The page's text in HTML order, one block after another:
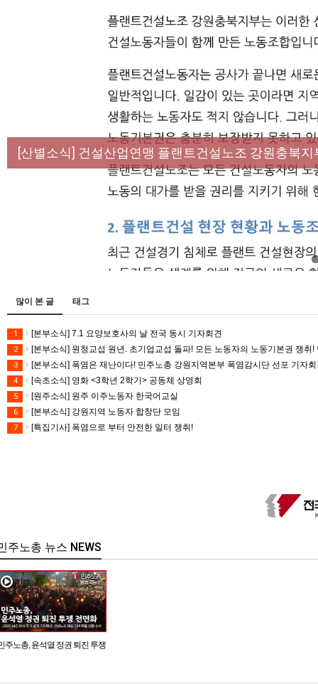
[성명] 막을 수 있었던 죽음, HL만도가 책임져라 : 청
[산별소식] 건설산업연맹 플랜트건설노조 강원충북지
[강릉,속초,원주,춘천] 폭염감시단 사업 이모저모
[조합원☆인터뷰] 서비스연맹 전국학교비정규직노동
[본부소식] 강원지역 노동자 합창단 모임
많이 본 글 태그
1 [본부소식] 7.1 요양보호사의 날 전국 동시 기자회견
2 [본부소식] 원청교섭 원년. 초기업교섭 돌파! 모든 노동자의 노동기본권 쟁취
3 [본부소식] 폭염은 재난이다! 민주노총 강원지역본부 폭염감시단 선포 기자
4 [속초소식] 영화 <3학년 2학기> 공동체 상영회
5 [원주소식] 원주 이주노동자 한국어교실
6 [본부소식] 강원지역 노동자 합창단 모임
7 [특집기사] 폭염으로 부터 안전한 일터 쟁취!
주노총 뉴스 NEWS
주노총, 윤석열 정권 퇴진 투쟁